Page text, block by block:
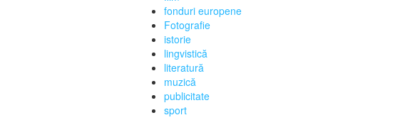
fonduri europene
Fotografie
istorie
lingvistică
literatură
muzică
publicitate
sport